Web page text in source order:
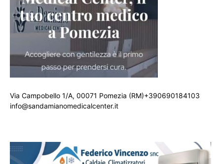
Via Campobello 1/A, 00071 Pomezia (RM)+390690184103
info@sandamianomedicalcenter.it